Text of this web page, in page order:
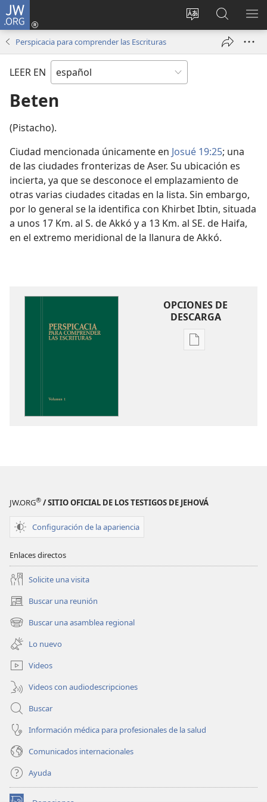
JW.ORG
Cambiar
del sitio
Iniciar
sesión
nueva
en
jw.org
Perspicacia para comprender las Escrituras
LEER EN
Beten
(Pistacho).
Ciudad mencionada únicamente en Josué 19:25; una
de las ciudades fronterizas de Aser. Su ubicación es
incierta, ya que se desconoce el emplazamiento de
otras varias ciudades citadas en la lista. Sin embargo,
por lo general se la identifica con Khirbet Ibtin, situada
a unos 17 Km. al S. de Akkó y a 13 Km. al SE. de Haifa,
en el extremo meridional de la llanura de Akkó.
OPCIONES DE
DESCARGA
Opciones
JW.ORG® / SITIO OFICIAL DE LOS TESTIGOS DE JEHOVÁ
Configuración de la apariencia
Enlaces directos
Solicite una visita
Buscar una reunión
(abre
una
nueva
ventana)
Buscar una asamblea regional
(abre
una
nueva
ventana)
Lo nuevo
Videos
Videos con audiodescripciones
Buscar
Información médica para profesionales de la salud
Comunicados internacionales
Ayuda